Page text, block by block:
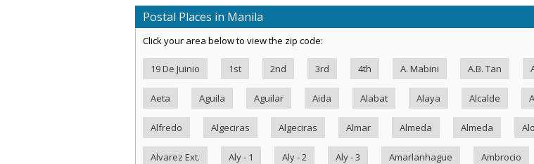
Postal Places in Manila
Click your area below to view the zip code:
19 De Juinio 1st 2nd 3rd 4th A. Mabini A.B. Tan
Aeta Aguila Aguilar Aida Alabat Alaya Alcalde
Alfredo Algeciras Algeciras Almar Almeda Almeda
Alvarez Ext. Aly - 1 Aly - 2 Aly - 3 Amarlanhague Ambrocio